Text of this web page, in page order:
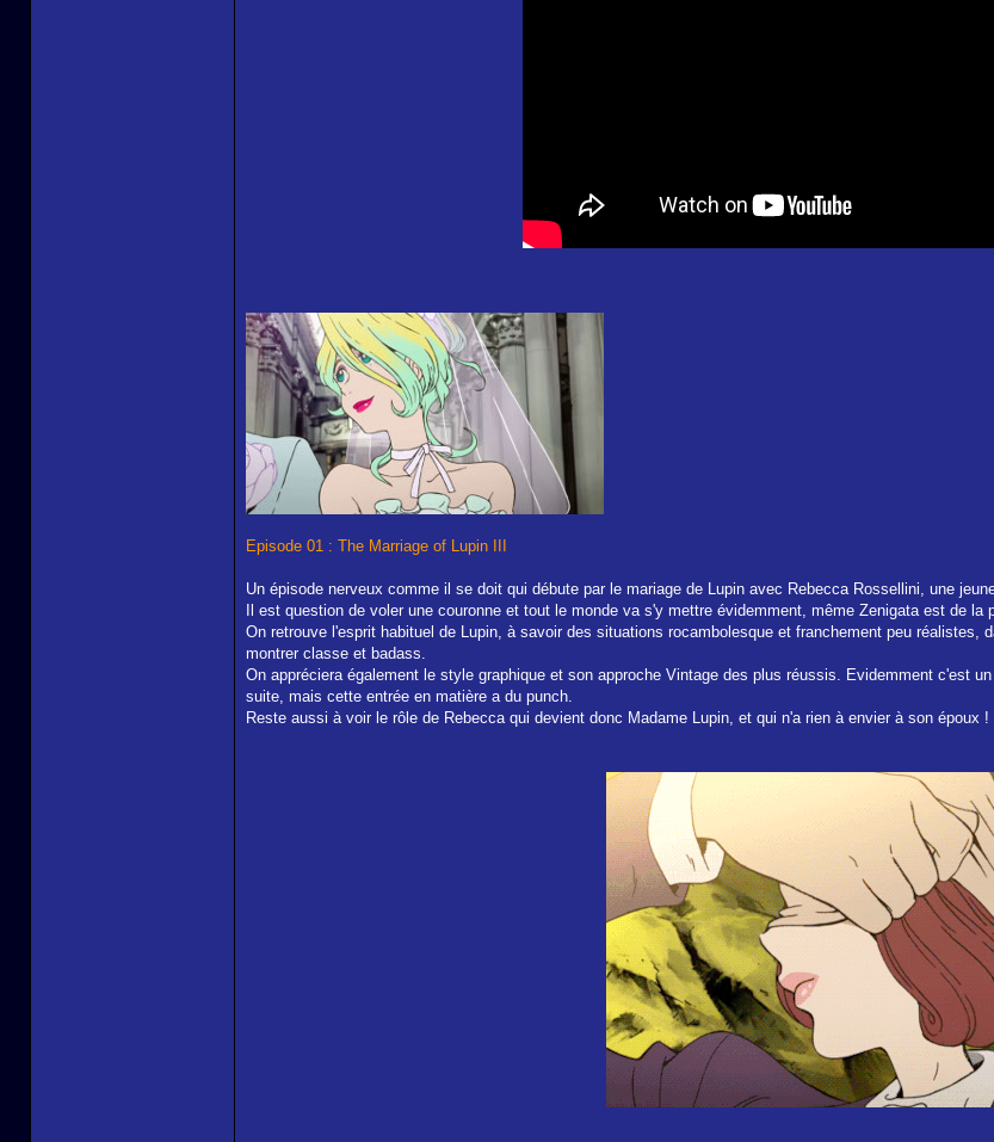
Episode 01 : The Marriage of Lupin III
Un épisode nerveux comme il se doit qui débute par le mariage de Lupin avec Rebecca Rossellini, une
Il est question de voler une couronne et tout le monde va s'y mettre évidemment, même Zenigata est de la
On retrouve l'esprit habituel de Lupin, à savoir des situations rocambolesque et franchement peu
montrer classe et badass.
On appréciera également le style graphique et son approche Vintage des plus réussis. Evidemment c'est
suite, mais cette entrée en matière a du punch.
Reste aussi à voir le rôle de Rebecca qui devient donc Madame Lupin, et qui n'a rien à envier à son époux !